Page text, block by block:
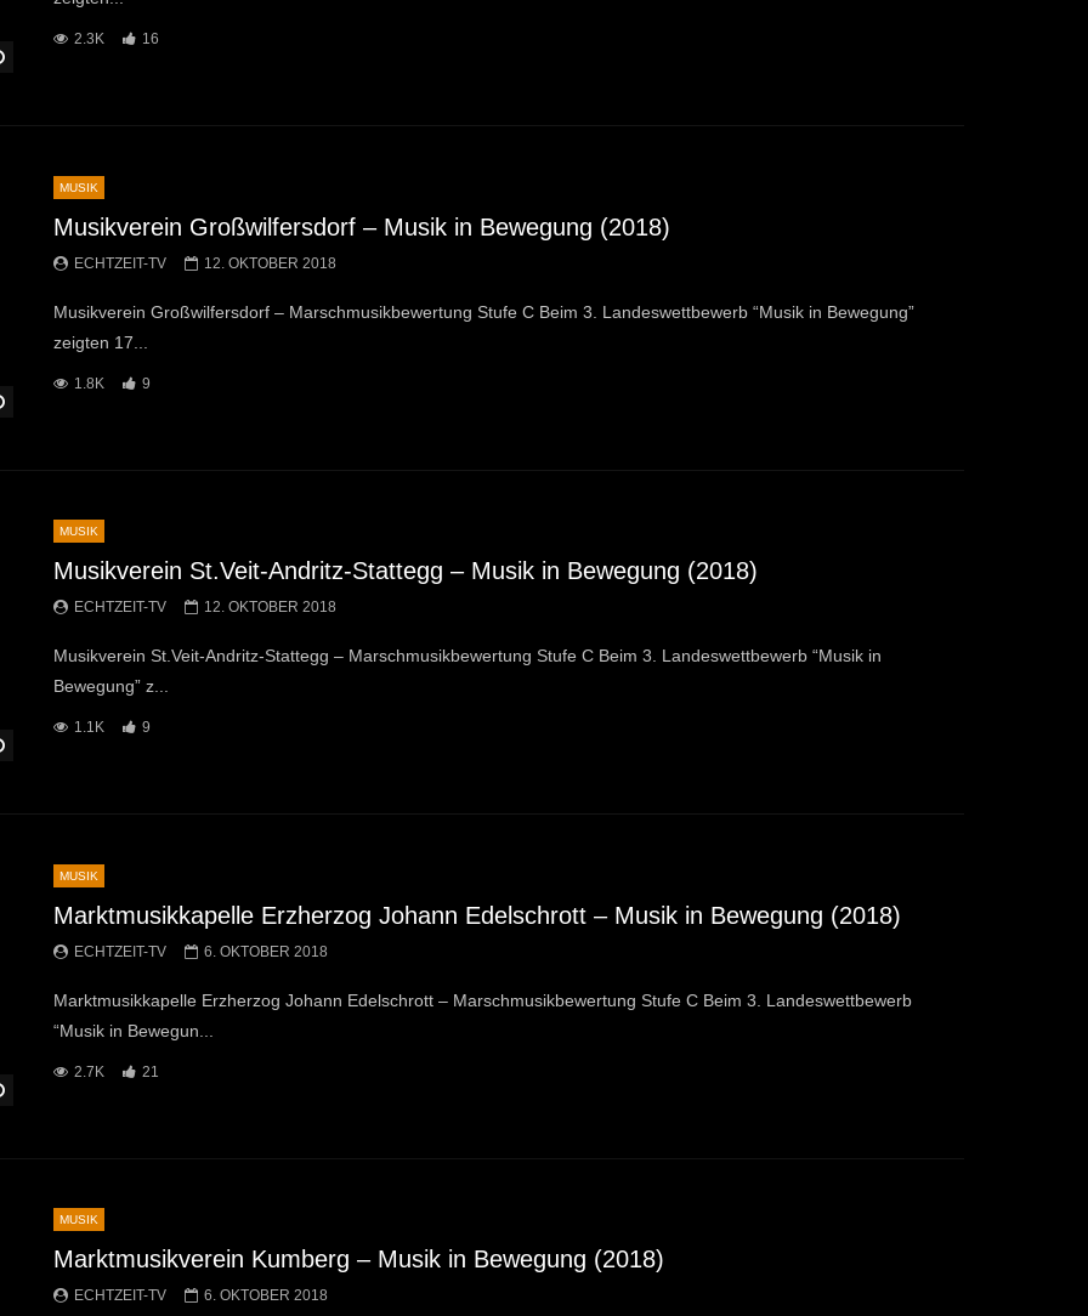
2.3K 16
MUSIK
Musikverein Großwilfersdorf – Musik in Bewegung (2018)
ECHTZEIT-TV 12. OKTOBER 2018
Musikverein Großwilfersdorf – Marschmusikbewertung Stufe C Beim 3. Landeswettbewerb “Musik in Bewegung”
zeigten 17...
1.8K 9
MUSIK
Musikverein St.Veit-Andritz-Stattegg – Musik in Bewegung (2018)
ECHTZEIT-TV 12. OKTOBER 2018
Musikverein St.Veit-Andritz-Stattegg – Marschmusikbewertung Stufe C Beim 3. Landeswettbewerb “Musik in
Bewegung” z...
1.1K 9
MUSIK
Marktmusikkapelle Erzherzog Johann Edelschrott – Musik in Bewegung (2018)
ECHTZEIT-TV 6. OKTOBER 2018
Marktmusikkapelle Erzherzog Johann Edelschrott – Marschmusikbewertung Stufe C Beim 3. Landeswettbewerb
“Musik in Bewegun...
2.7K 21
MUSIK
Marktmusikverein Kumberg – Musik in Bewegung (2018)
ECHTZEIT-TV 6. OKTOBER 2018